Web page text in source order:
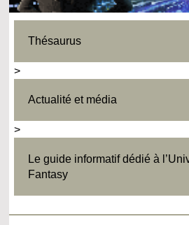
Thésaurus
>
Actualité et média
>
Le guide informatif dédié à
Fantasy